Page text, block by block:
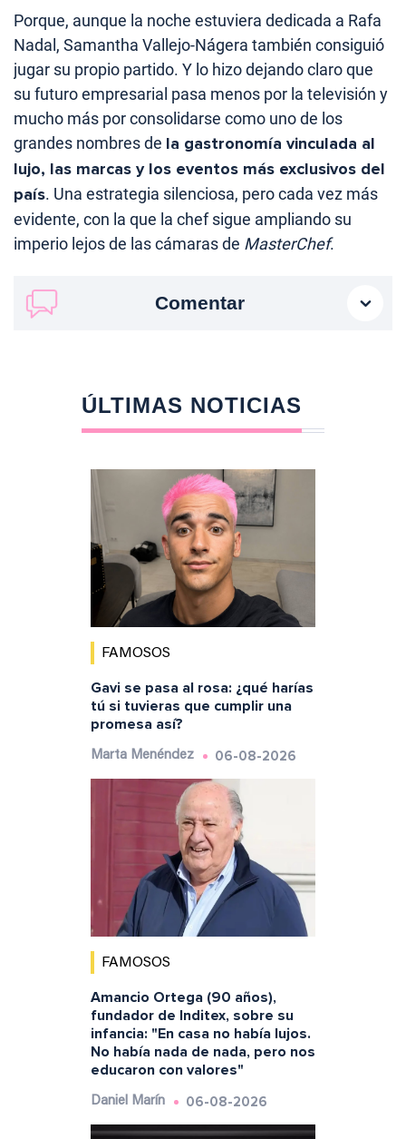
Porque, aunque la noche estuviera dedicada a Rafa
Nadal, Samantha Vallejo-Nágera también consiguió
jugar su propio partido. Y lo hizo dejando claro que
su futuro empresarial pasa menos por la televisión y
mucho más por consolidarse como uno de los
grandes nombres de la gastronomía vinculada al
lujo, las marcas y los eventos más exclusivos del
país. Una estrategia silenciosa, pero cada vez más
evidente, con la que la chef sigue ampliando su
imperio lejos de las cámaras de MasterChef.
Comentar
ÚLTIMAS NOTICIAS
FAMOSOS
Gavi se pasa al rosa: ¿qué harías
tú si tuvieras que cumplir una
promesa así?
Marta Menéndez 06-08-2026
FAMOSOS
Amancio Ortega (90 años),
fundador de Inditex, sobre su
infancia: "En casa no había lujos.
No había nada de nada, pero nos
educaron con valores"
Daniel Marín 06-08-2026